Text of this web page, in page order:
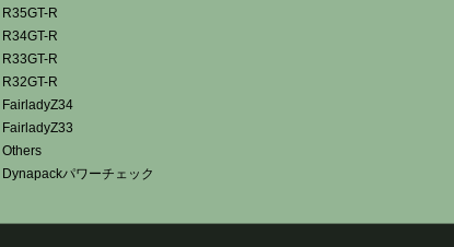
R35GT-R
R34GT-R
R33GT-R
R32GT-R
FairladyZ34
FairladyZ33
Others
Dynapackパワーチェック